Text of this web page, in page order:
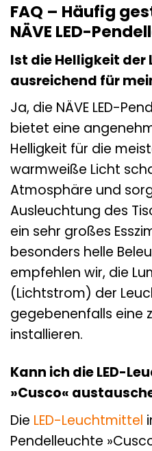
FAQ – Häufig
NÄVE LED-
Ist die Helligkeit der
ausreichend für
Ja, die NÄVE LED-
bietet eine
Helligkeit für die
warmweiße Licht
Atmosphäre und
Ausleuchtung des
ein sehr großes
besonders helle
empfehlen wir, die
(Lichtstrom) der
gegebenenfalls eine
installieren.
Kann ich die LED-
»Cusco«
Die LED-Leuchtmittel
Pendelleuchte